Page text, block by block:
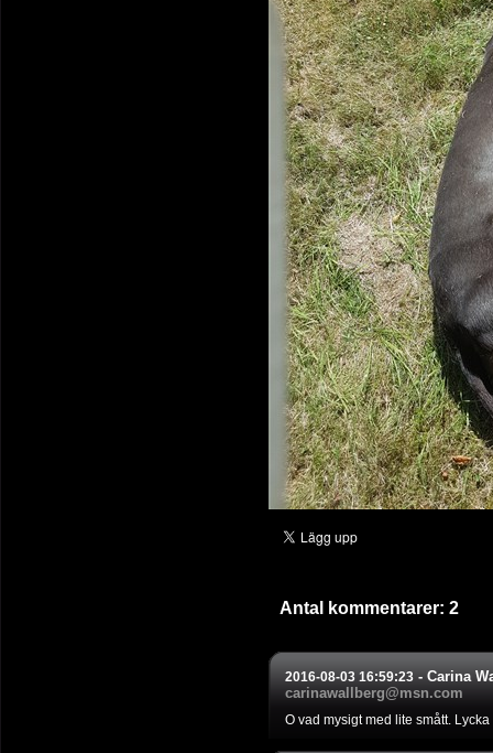
Antal kommentarer: 2
2016-08-03 16:59:23 - Carina
carinawallberg@msn.com
O vad mysigt med lite smått. Lycka